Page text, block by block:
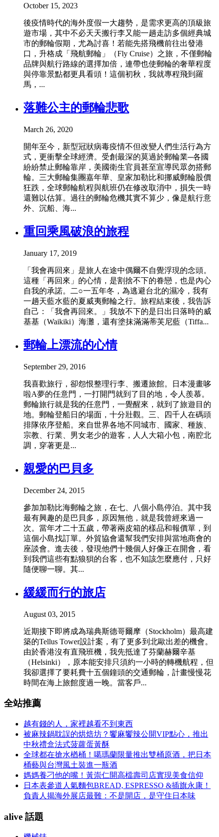
October 15, 2023
後疫情時代的海外度假一大趨勢，是需求更高的頂級旅
遊市場，其中不必天天搬行李又能一趟走訪多個經典城
市的郵輪假期，尤為討喜！若能先搭飛機前往出發港
口，升格成「飛航郵輪」（Fly Cruise）之旅，不僅郵輪
品牌與航行路線的選擇加倍，連帶也使郵輪的奢華程度
與停靠景點都更具看頭！這個初秋，我就專程飛到羅
馬，...
落難公主的郵輪悲歌
March 26, 2020
開年至今，新型冠狀病毒疫情不但改變人們生活行為方
式，更衝擊全球經濟。受創最深的莫過於郵輪業─各國
紛紛禁止郵輪靠岸，美國衛生官員甚至宣導民眾勿搭郵
輪。三大郵輪集團嘉年華、皇家加勒比和挪威郵輪股價
狂跌，全球郵輪航程與航班仍在修改取消中，損失一時
還難以估算。過往的郵輪危機其實不算少，像是航行意
外、沉船、海...
重回乘風破浪的旅程
January 17, 2019
「我會再回來」是旅人在途中偶爾不自覺浮現的念頭。
這種「再回來」的心情，是割捨不下的眷戀，也是內心
自我的承諾。二○一五年冬，為逃避台北的濕冷，我有
一趟天藍水藍的夏威夷郵輪之行。旅程結束後，我告訴
自己：「我會再回來。」我放不下的是日出日落時的威
基基（Waikiki）海灘，還有塗抹滿滿蒂芙尼藍（Tiffa...
郵輪上漂流的心情
September 29, 2016
我喜歡旅行，卻怨恨整理行李、搬遷旅館。日本漫畫哆
啦A夢的任意門，一打開門就到了目的地，令人羨慕。
郵輪旅行就是我的任意門，一覺醒來，就到了旅遊目的
地。郵輪登船日的場面，十分壯觀。三、四千人在碼頭
排隊依序登船。來自世界各地不同城市、國家、種族、
宗教、行業、男女老少的遊客，人人大箱小包，南腔北
調，穿著更是...
親愛的巴貝多
December 24, 2015
參加加勒比海郵輪之旅，在七、八個小島停泊。其中我
最有興趣的是巴貝多，原因無他，就是我曾經來過一
次。當年才二十五歲，帶著兩皮箱的樣品和報價單，到
這個小島找訂單。外貿協會還幫我們安排與當地商會的
座談會。進去後，發現他們十幾個人好像正在開會，看
到我們這些有點狼狽的台客，也不知該怎麼應付，只好
隨便聊一聊。其...
緩緩而行的旅店
August 03, 2015
近期接下即將成為瑞典斯德哥爾摩（Stockholm）最高建
築的Tellus Tower設計案，有了更多到北歐出差的機會。
由於香港沒有直飛班機，我先抵達了芬蘭赫爾辛基
（Helsinki），原本能安排只須約一小時的轉機航程，但
我卻選擇了要耗費十五個鐘頭的交通郵輪，計畫慢慢花
時間在海上旅館度過一晚。當客戶...
全站推薦
越有錢的人，家裡越看不到東西
被麻辣鍋耽誤的烘焙坊？饗麻饗辣公開VIP點心，推出
中秋禮盒法式菠蘿蛋黃酥
全球都在搶水楢桶！噶瑪蘭限量推出雙桶原酒，把日本
桶藝與台灣風土裝進一瓶酒
媽媽養刁他的嘴！黃崇仁開高檔壽司店實現美食信仰
日本表參道人氣麵包BREAD, ESPRESSO &插旗永康！
負責人揭海外展店最難：不是開店，是守住日本味
alive 話題